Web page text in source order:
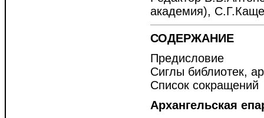
академия),
СОДЕРЖАНИЕ
Предисловие
Сиглы библиотек,
Список сокращений
Архангельская